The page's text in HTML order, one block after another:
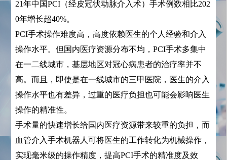
21年中国PCI（经皮冠状动脉介入术）手术例数相比202
0年增长超40%。
PCI手术操作难度高，高度依赖医生的个人经验和介入
操作水平。但国内医疗资源分布不均，PCI手术多集中
在一二线城市，基层地区对冠心病患者的治疗率并不
高。而且，即使是在一线城市的三甲医院，医生的介入
操作水平也有差异，过重的医疗负担也可能会影响医生
操作的精准性。
手术量的快速增长给国内医疗资源带来较重的负担，而
血管介入手术机器人可将医生的工作转化为机械操作，
实现毫米级的操作精度，提高PCI手术的精准度及效